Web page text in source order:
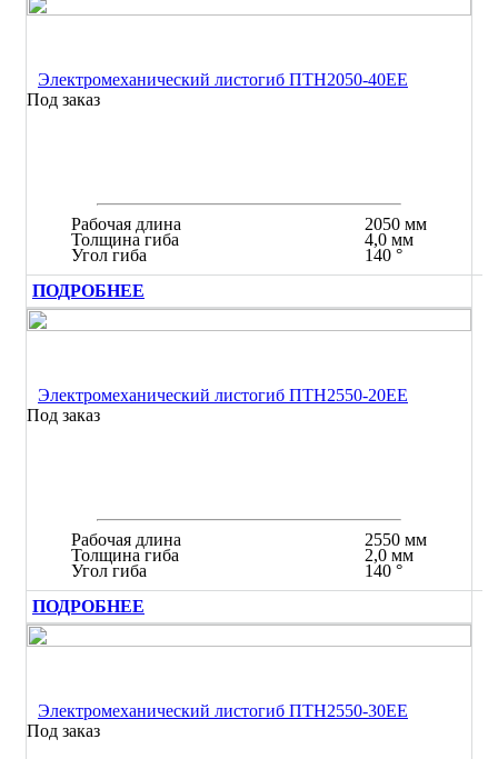
Электромеханический листогиб ПТН2050-40ЕЕ
Под заказ
Рабочая длина
Толщина гиба
Угол гиба
2050 мм
4,0 мм
140 °
ПОДРОБНЕЕ
Электромеханический листогиб ПТН2550-20ЕЕ
Под заказ
Рабочая длина
Толщина гиба
Угол гиба
2550 мм
2,0 мм
140 °
ПОДРОБНЕЕ
Электромеханический листогиб ПТН2550-30ЕЕ
Под заказ